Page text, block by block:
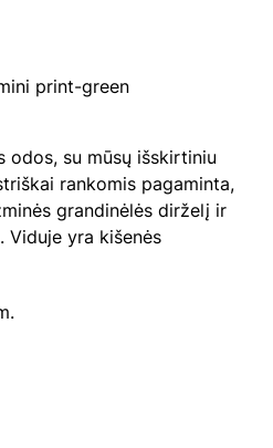
print-green
odos, su mūsų išskirtiniu
rankomis pagaminta,
grandinėlės dirželį ir
Viduje yra kišenės